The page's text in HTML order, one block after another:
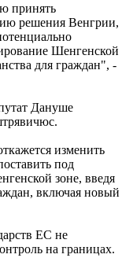
принять
решения Венгрии,
Шенгенской
для граждан", -
Дануше
изменить
под
зоне, введя
включая новый
ЕС не
на границах.